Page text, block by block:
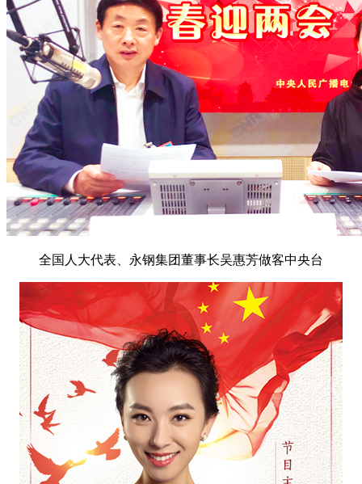
全国人大代表、永钢集团董事长吴惠芳做客中央台